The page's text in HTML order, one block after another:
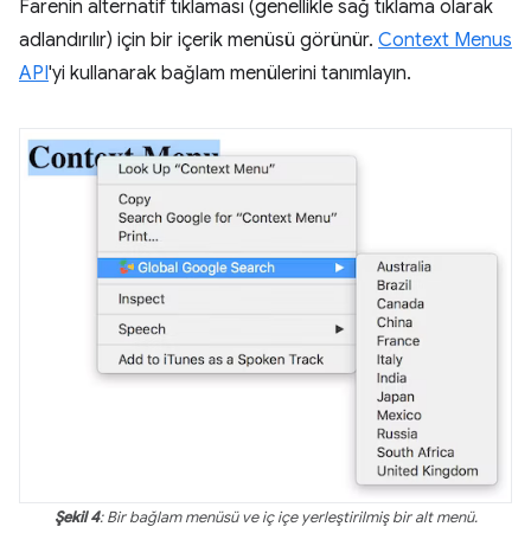
Farenin alternatif tıklaması (genellikle sağ tıklama olarak
adlandırılır) için bir içerik menüsü görünür. Context Menus
API'yi kullanarak bağlam menülerini tanımlayın.
Şekil 4: Bir bağlam menüsü ve iç içe yerleştirilmiş bir alt menü.